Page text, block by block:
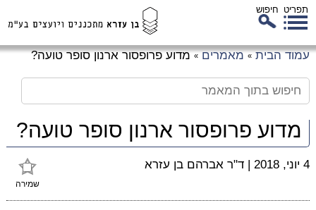
תפריט חיפוש
עמוד הבית » מאמרים » מדוע פרופסור ארנון סופר טועה?
מדוע פרופסור ארנון סופר טועה?
שמירה
4 יוני, 2018 | ד"ר אברהם בן עזרא